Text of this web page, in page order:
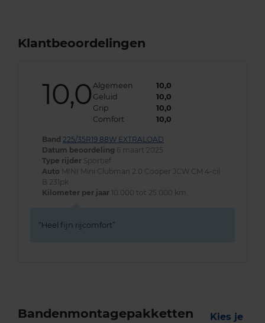
Klantbeoordelingen
10,0 Algemeen
10,0
Geluid
10,0
Grip
10,0
Comfort
10,0
Band 225/35R19 88W EXTRALOAD
Datum beoordeling 6 maart 2025
Type rijder Sportief
Auto MINI Mini Clubman 2.0 Cooper JCW CM 4-cil.
B 231pk
Kilometer per jaar 10.000 tot 25.000 km
Heel fijn rijcomfort
Bandenmontagepakketten
Kies je